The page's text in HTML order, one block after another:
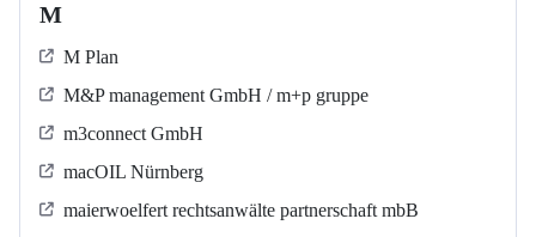
M
M Plan
M&P management GmbH / m+p gruppe
m3connect GmbH
macOIL Nürnberg
maierwoelfert rechtsanwälte partnerschaft mbB